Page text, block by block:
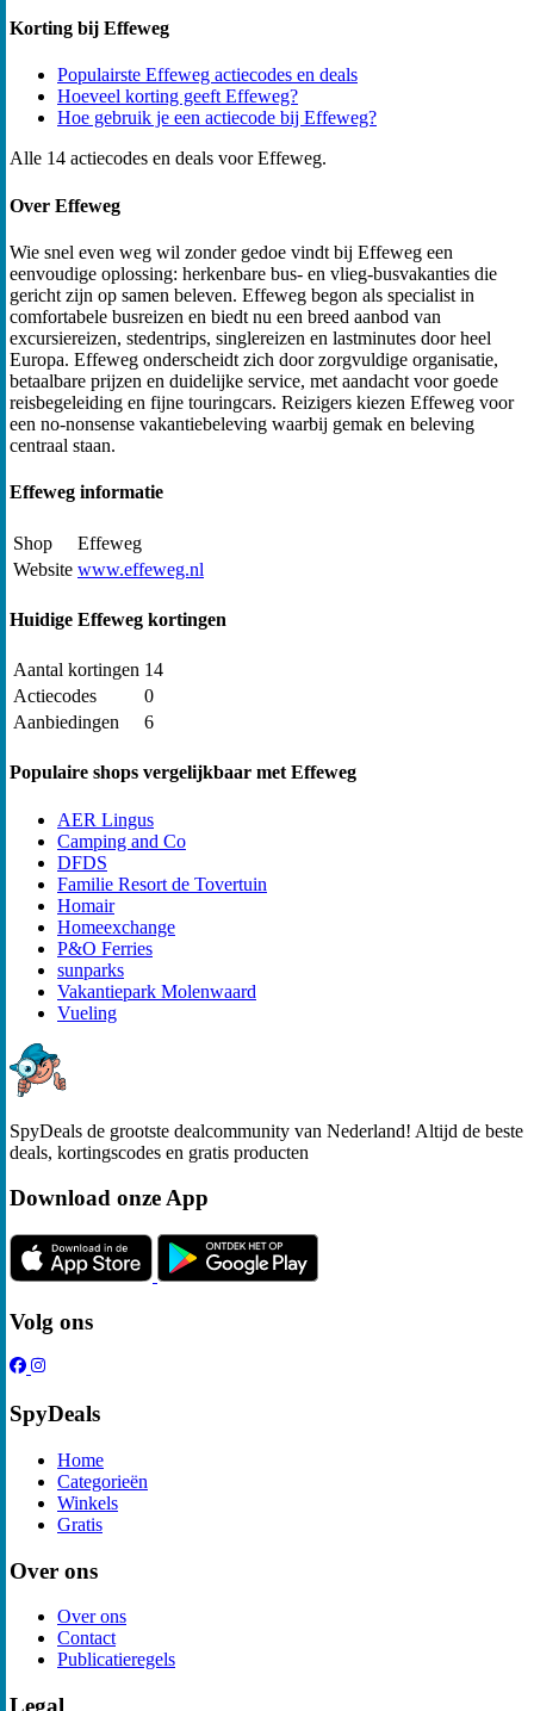
Korting bij Effeweg
Populairste Effeweg actiecodes en deals
Hoeveel korting geeft Effeweg?
Hoe gebruik je een actiecode bij Effeweg?
Alle 14 actiecodes en deals voor Effeweg.
Over Effeweg
Wie snel even weg wil zonder gedoe vindt bij Effeweg een
eenvoudige oplossing: herkenbare bus- en vlieg-busvakanties die
gericht zijn op samen beleven. Effeweg begon als specialist in
comfortabele busreizen en biedt nu een breed aanbod van
excursiereizen, stedentrips, singlereizen en lastminutes door heel
Europa. Effeweg onderscheidt zich door zorgvuldige organisatie,
betaalbare prijzen en duidelijke service, met aandacht voor goede
reisbegeleiding en fijne touringcars. Reizigers kiezen Effeweg voor
een no-nonsense vakantiebeleving waarbij gemak en beleving
centraal staan.
Effeweg informatie
Shop
Effeweg
Website www.effeweg.nl
Huidige Effeweg kortingen
Aantal kortingen 14
Actiecodes
0
Aanbiedingen
6
Populaire shops vergelijkbaar met Effeweg
AER Lingus
Camping and Co
DFDS
Familie Resort de Tovertuin
Homair
Homeexchange
P&O Ferries
sunparks
Vakantiepark Molenwaard
Vueling
SpyDeals de grootste dealcommunity van Nederland! Altijd de beste
deals, kortingscodes en gratis producten
Download onze App
Volg ons
SpyDeals
Home
Categorieën
Winkels
Gratis
Over ons
Over ons
Contact
Publicatieregels
Legal